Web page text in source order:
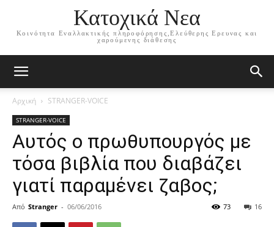
Κατοχικά Νεα
Κοινότητα Εναλλακτικής πληροφόρησης,Ελεύθερης Ερευνας και
χαρούμενης διάθεσης
Αρχική STRANGER-VOICE
STRANGER-VOICE
Αυτός ο πρωθυπουργός με
τόσα βιβλία που διαβάζει
γιατί παραμένει ζαβος;
Από Stranger - 06/06/2016 16
73